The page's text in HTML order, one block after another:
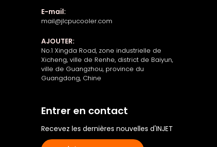
E-mail:
mail@jlcpucooler.com
AJOUTER:
No.1 Xingda Road, zone industrielle de
Xicheng, ville de Renhe, district de Baiyun,
ville de Guangzhou, province du
Guangdong, Chine
Entrer en contact
Recevez les dernières nouvelles d'INJET